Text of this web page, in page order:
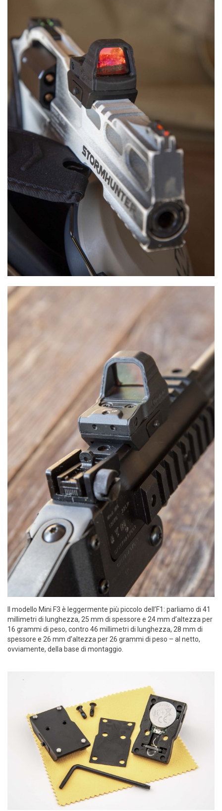
Il modello Mini F3 è leggermente più piccolo dell’F1: parliamo di 41
millimetri di lunghezza, 25 mm di spessore e 24 mm d’altezza per
16 grammi di peso, contro 46 millimetri di lunghezza, 28 mm di
spessore e 26 mm d’altezza per 26 grammi di peso – al netto,
ovviamente, della base di montaggio.